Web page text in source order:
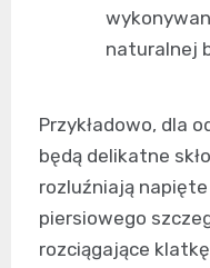
naturalnej
Przykładowo, dla
będą delikatne
rozluźniają
piersiowego
rozciągające